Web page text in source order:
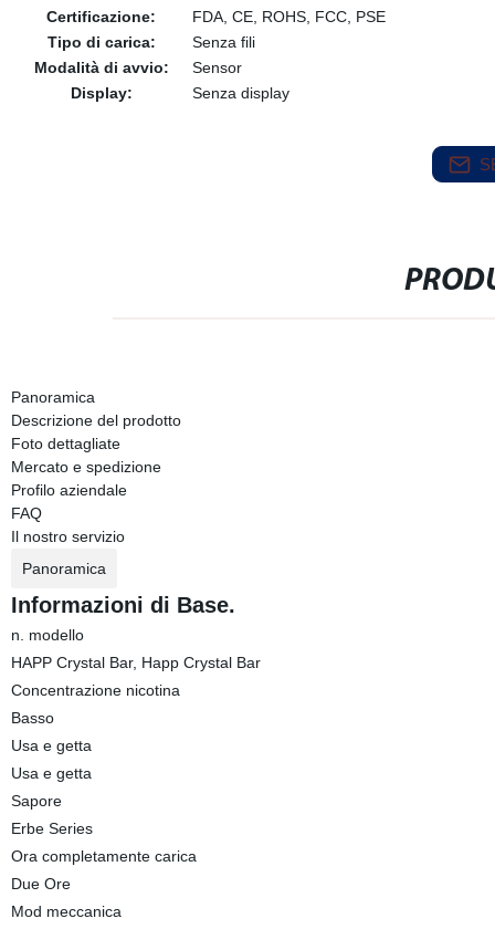
Certificazione:
FDA, CE, ROHS, FCC, PSE
Tipo di carica:
Senza fili
Modalità di avvio:
Sensor
Display:
Senza display
Panoramica
Descrizione del prodotto
Foto dettagliate
Mercato e spedizione
Profilo aziendale
FAQ
Il nostro servizio
Panoramica
Informazioni di Base.
n. modello
HAPP Crystal Bar, Happ Crystal Bar
Concentrazione nicotina
Basso
Usa e getta
Usa e getta
Sapore
Erbe Series
Ora completamente carica
Due Ore
Mod meccanica